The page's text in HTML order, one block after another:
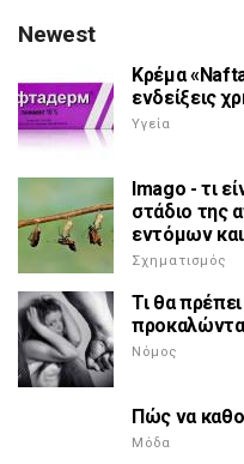
Newest
Κρέμα
ενδείξεις
Υγεία
Imago - τι
στάδιο της
εντόμων
Σχηματισμός
Τι θα
Νόμος
Πώς να
Μόδα